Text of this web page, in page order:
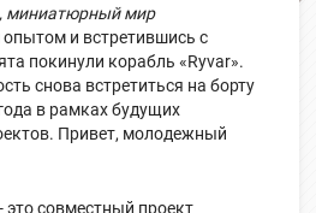
миниатюрный мир
и встретившись с
покинули корабль «Ryvar».
снова встретиться на борту
в рамках будущих
Привет, молодежный
это совместный проект